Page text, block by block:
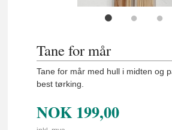
Tane for mår
Tane for mår med hull i midten og
best tørking.
NOK 199,00